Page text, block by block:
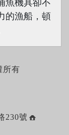
魚機具卻不
的漁船，頓
所有
230號